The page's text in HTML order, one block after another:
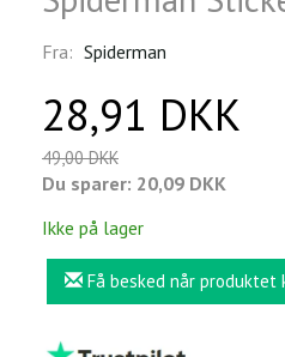
Fra: Spiderman
28,91 DKK
49,00 DKK
Du sparer: 20,09 DKK
Ikke på lager
Få besked når produktet